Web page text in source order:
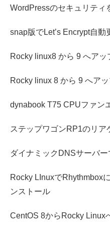
WordPressのセキュリティ
snap版でLet’s Encrypt自動
Rocky linux8 から 9 へアッ
Rocky linux 8 から 9 へア
dynabook T75 CPUファン
ステップワゴンRP1のリア
ダイナミックDNSサーバ
Rocky LInuxでRhythmbox
ンストール
CentOS 8からRocky Linux